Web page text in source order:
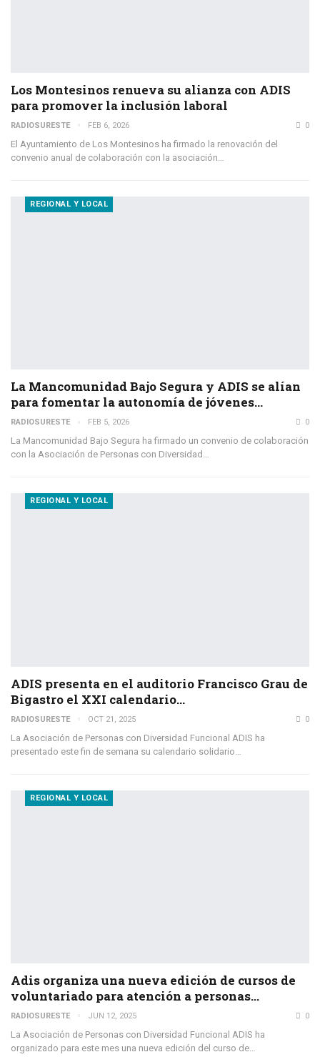
Los Montesinos renueva su alianza con ADIS
para promover la inclusión laboral
RADIOSURESTE FEB 6, 2026 0
El Ayuntamiento de Los Montesinos ha firmado la renovación del
convenio anual de colaboración con la asociación…
REGIONAL Y LOCAL
La Mancomunidad Bajo Segura y ADIS se alían
para fomentar la autonomía de jóvenes…
RADIOSURESTE FEB 5, 2026 0
La Mancomunidad Bajo Segura ha firmado un convenio de colaboración
con la Asociación de Personas con Diversidad…
REGIONAL Y LOCAL
ADIS presenta en el auditorio Francisco Grau de
Bigastro el XXI calendario…
RADIOSURESTE OCT 21, 2025 0
La Asociación de Personas con Diversidad Funcional ADIS ha
presentado este fin de semana su calendario solidario…
REGIONAL Y LOCAL
Adis organiza una nueva edición de cursos de
voluntariado para atención a personas…
RADIOSURESTE JUN 12, 2025 0
La Asociación de Personas con Diversidad Funcional ADIS ha
organizado para este mes una nueva edición del curso de…